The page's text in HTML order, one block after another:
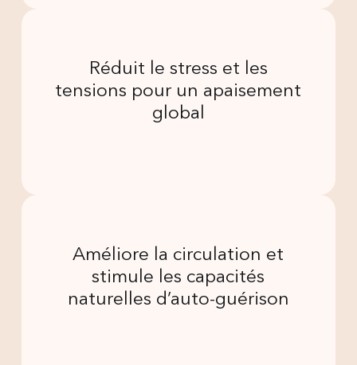
Réduit le stress et les
tensions pour un apaisement
global
Améliore la circulation et
stimule les capacités
naturelles d’auto-guérison